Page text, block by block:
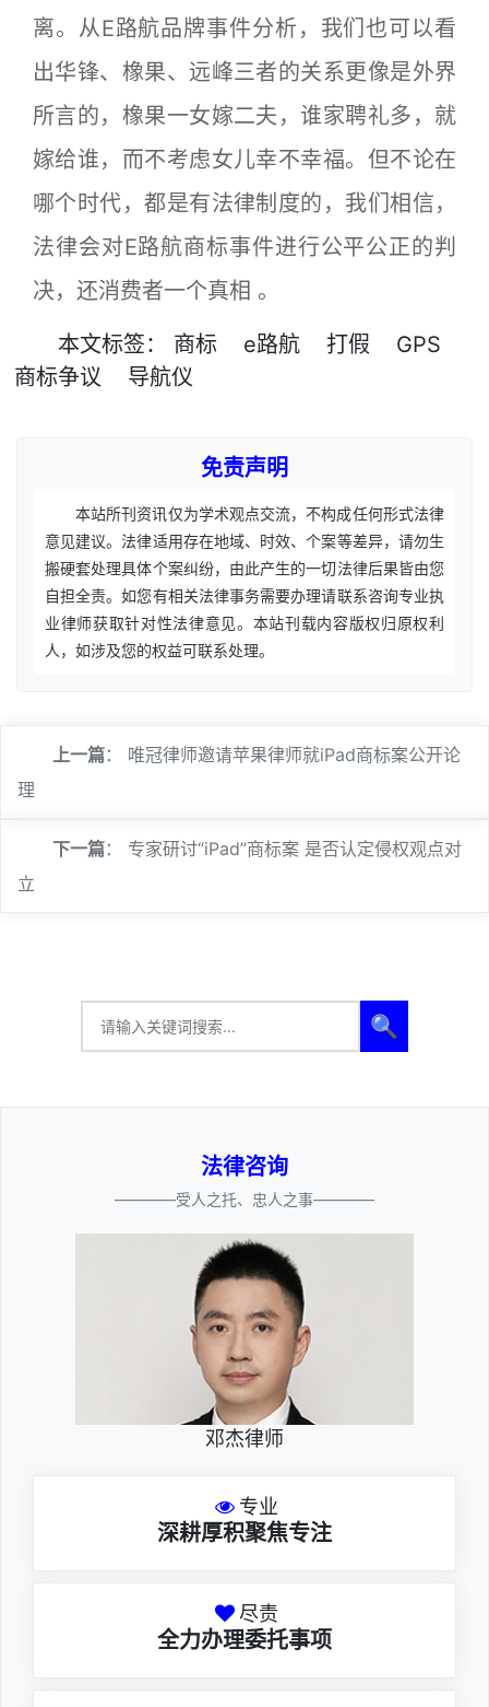
离。从E路航品牌事件分析，我们也可以看
出华锋、橡果、远峰三者的关系更像是外界
所言的，橡果一女嫁二夫，谁家聘礼多，就
嫁给谁，而不考虑女儿幸不幸福。但不论在
哪个时代，都是有法律制度的，我们相信，
法律会对E路航商标事件进行公平公正的判
决，还消费者一个真相 。
本文标签： 商标 e路航 打假
GPS
商标争议
导航仪
免责声明
本站所刊资讯仅为学术观点交流，不构成任何形式法律
意见建议。法律适用存在地域、时效、个案等差异，请勿生
搬硬套处理具体个案纠纷，由此产生的一切法律后果皆由您
自担全责。如您有相关法律事务需要办理请联系咨询专业执
业律师获取针对性法律意见。本站刊载内容版权归原权利
人，如涉及您的权益可联系处理。
上一篇： 唯冠律师邀请苹果律师就iPad商标案公开论
理
下一篇： 专家研讨“iPad”商标案 是否认定侵权观点对
立
🔍
法律咨询
————受人之托、忠人之事————
邓杰律师
专业
深耕厚积聚焦专注
尽责
全力办理委托事项